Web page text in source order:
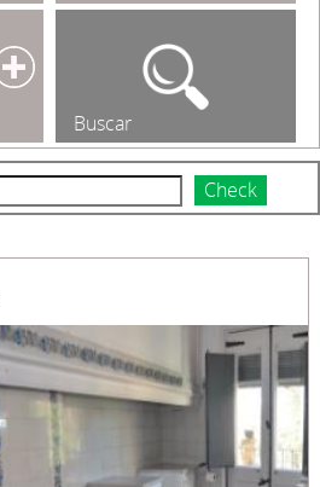
Buscar
Check